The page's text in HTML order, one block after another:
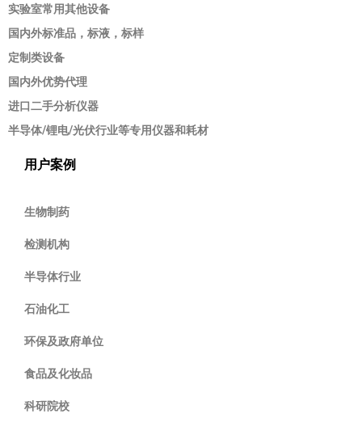
实验室常用其他设备
国内外标准品，标液，标样
定制类设备
国内外优势代理
进口二手分析仪器
半导体/锂电/光伏行业等专用仪器和耗材
用户案例
生物制药
检测机构
半导体行业
石油化工
环保及政府单位
食品及化妆品
科研院校